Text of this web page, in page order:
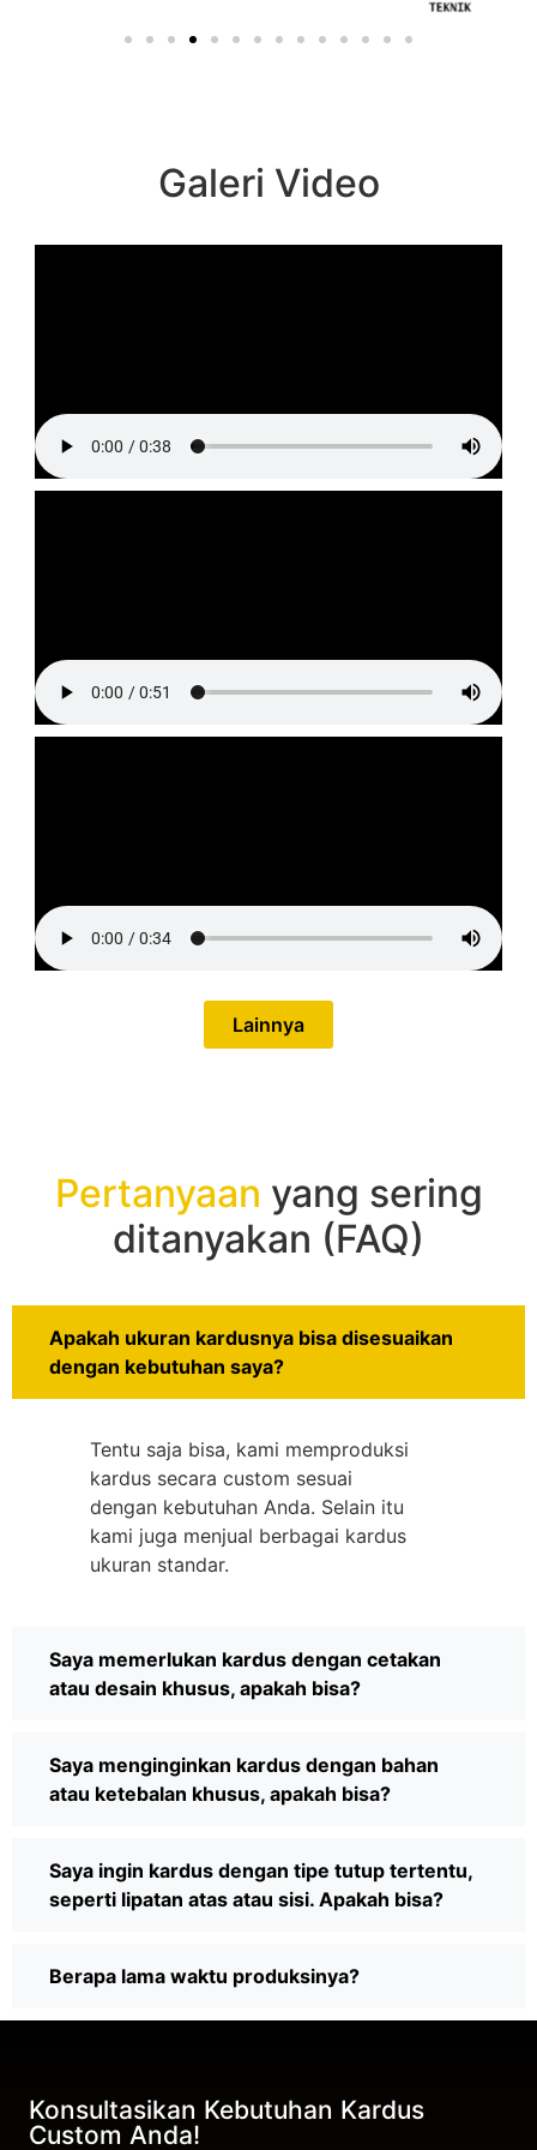
Galeri Video
Lainnya
Pertanyaan yang sering
ditanyakan (FAQ)
Apakah ukuran kardusnya bisa disesuaikan
dengan kebutuhan saya?
Tentu saja bisa, kami memproduksi
kardus secara custom sesuai
dengan kebutuhan Anda. Selain itu
kami juga menjual berbagai kardus
ukuran standar.
Saya memerlukan kardus dengan cetakan
atau desain khusus, apakah bisa?
Saya menginginkan kardus dengan bahan
atau ketebalan khusus, apakah bisa?
Saya ingin kardus dengan tipe tutup tertentu,
seperti lipatan atas atau sisi. Apakah bisa?
Berapa lama waktu produksinya?
Konsultasikan Kebutuhan Kardus
Custom Anda!